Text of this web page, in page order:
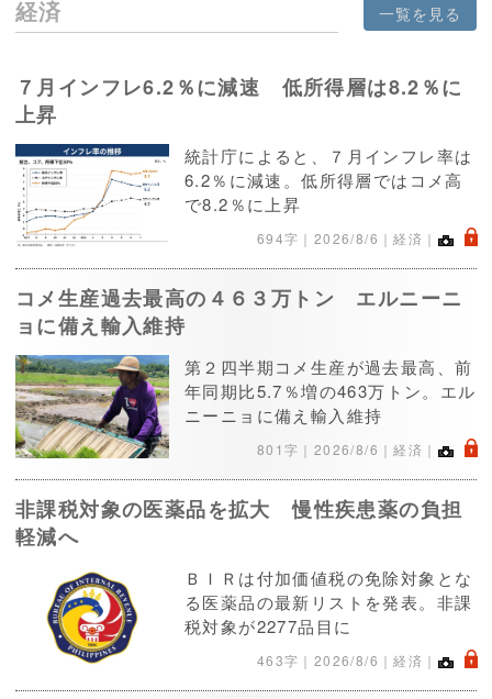
経済 一覧を見る
７月インフレ6.2％に減速 低所得層は8.2％に
上昇
統計庁によると、７月インフレ率は
6.2％に減速。低所得層ではコメ高
で8.2％に上昇
694字｜ 2026/8/6 ｜経済｜ .
コメ生産過去最高の４６３万トン エルニーニ
ョに備え輸入維持
第２四半期コメ生産が過去最高、前
年同期比5.7％増の463万トン。エル
ニーニョに備え輸入維持
801字｜ 2026/8/6 ｜経済｜ .
非課税対象の医薬品を拡大 慢性疾患薬の負担
軽減へ
ＢＩＲは付加価値税の免除対象とな
る医薬品の最新リストを発表。非課
税対象が2277品目に
463字｜ 2026/8/6 ｜経済｜ .